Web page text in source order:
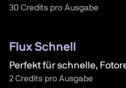
30 Credits pro Ausgabe
Flux Schnell
Perfekt für schnelle,
2 Credits pro Ausgabe